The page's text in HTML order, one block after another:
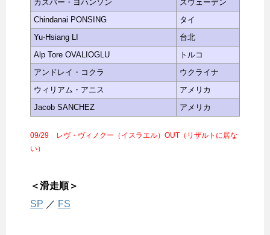
カスパー・ヨハンソン
スウェーデン
Chindanai PONSING
タイ
Yu-Hsiang LI
台北
Alp Tore OVALIOGLU
トルコ
アンドレイ・コクラ
ウクライナ
ウィリアム・アニス
アメリカ
Jacob SANCHEZ
アメリカ
09/29 レヴ・ヴィノクー（イスラエル）OUT（リザルトに居な
い）
＜滑走順＞
SP ／ FS